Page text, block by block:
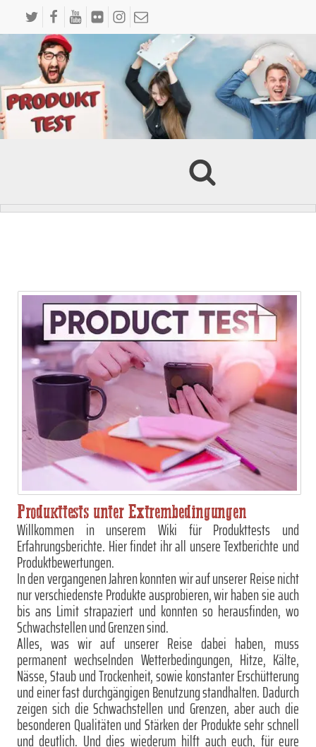
Produkttests unter Extrembedingungen
Willkommen in unserem Wiki für Produkttests und
Erfahrungsberichte. Hier findet ihr all unsere Textberichte und
Produktbewertungen.
In den vergangenen Jahren konnten wir auf unserer Reise nicht
nur verschiedenste Produkte ausprobieren, wir haben sie auch
bis ans Limit strapaziert und konnten so herausfinden, wo
Schwachstellen und Grenzen sind.
Alles, was wir auf unserer Reise dabei haben, muss
permanent wechselnden Wetterbedingungen, Hitze, Kälte,
Nässe, Staub und Trockenheit, sowie konstanter Erschütterung
und einer fast durchgängigen Benutzung standhalten. Dadurch
zeigen sich die Schwachstellen und Grenzen, aber auch die
besonderen Qualitäten und Stärken der Produkte sehr schnell
und deutlich. Und dies wiederum hilft auch euch, für eure